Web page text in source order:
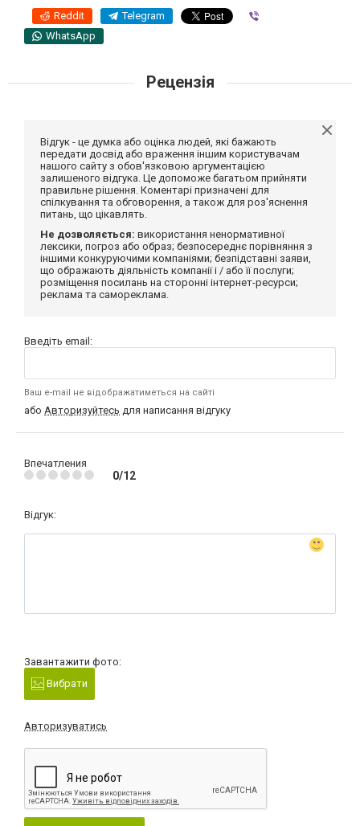
Reddit Telegram
WhatsApp
Рецензія
Відгук - це думка або оцінка людей, які бажають
передати досвід або враження іншим користувачам
нашого сайту з обов'язковою аргументацією
залишеного відгука. Це допоможе багатьом прийняти
правильне рішення. Коментарі призначені для
спілкування та обговорення, а також для роз'яснення
питань, що цікавлять.
Не дозволяється: використання ненормативної
лексики, погроз або образ; безпосереднє порівняння з
іншими конкуруючими компаніями; безпідставні заяви,
що ображають діяльність компанії і / або її послуги;
розміщення посилань на сторонні інтернет-ресурси;
реклама та самореклама.
Введіть email:
Ваш e-mail не відображатиметься на сайті
або Авторизуйтесь для написання відгуку
Впечатления
0/12
Відгук:
Завантажити фото:
Вибрати
Авторизуватись